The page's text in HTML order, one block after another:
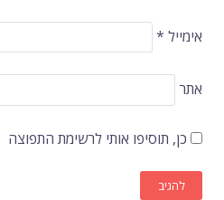
אימייל *
אתר
כן, תוסיפו אותי לרשימת התפוצה